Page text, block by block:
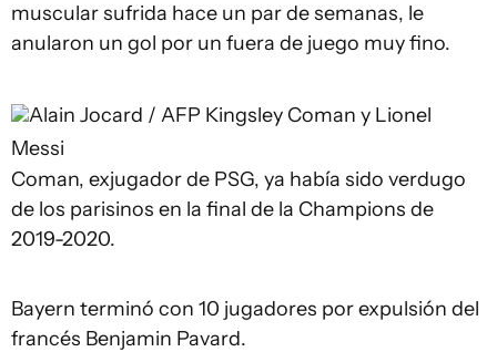
muscular sufrida hace un par de semanas, le
anularon un gol por un fuera de juego muy fino.
Alain Jocard / AFP Kingsley Coman y Lionel
Messi
Coman, exjugador de PSG, ya había sido verdugo
de los parisinos en la final de la Champions de
2019-2020.
Bayern terminó con 10 jugadores por expulsión del
francés Benjamin Pavard.